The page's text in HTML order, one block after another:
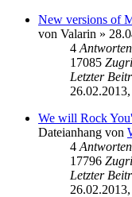
New versions of
von Valarin »
4 Antworten
17085
Letzter
We will Rock
Dateianhang von
4 Antworten
17796
Letzter